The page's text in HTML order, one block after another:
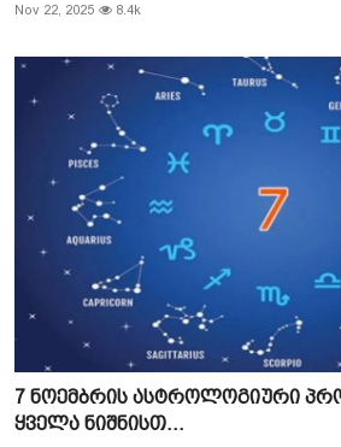
Nov 22, 2025 8.4k
7 ნოემბრის ასტროლოგიური
ყველა ნიშნისთ...